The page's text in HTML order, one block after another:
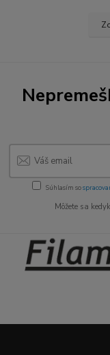
Súhlasím so
Môžete sa